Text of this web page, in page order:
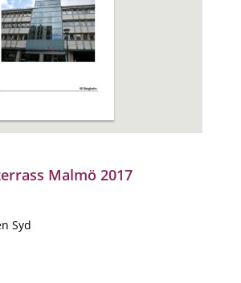
Malmö 2017
Syd